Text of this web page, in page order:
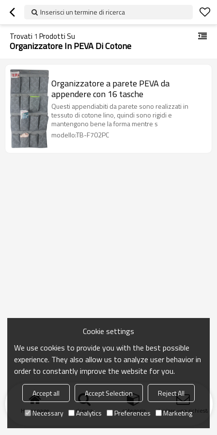
Inserisci un termine di ricerca
Trovati 1 Prodotti Su
Organizzatore In PEVA Di Cotone
Organizzatore a parete PEVA da
appendere con 16 tasche
Questi appendiabiti da parete sono realizzati in
tessuto di cotone lino, quindi sono rigidi e
mantengono bene la forma mentre s
modello:TB-F702PC
Homepage ricerca categoria Inviare una richiesta
Cookie settings
We use cookies to provide you with the best possible
experience. They also allow us to analyze user behavior in
order to constantly improve the website for you.
Accept all Accept Selection
Reject All
Necessary
Analytics Preferences Marketing